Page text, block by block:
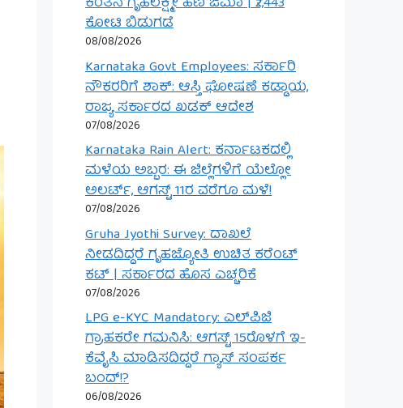
ಕೋಟಿ ಬಿಡುಗಡೆ
08/08/2026
Karnataka Govt Employees: ಸರ್ಕಾರಿ
ನೌಕರರಿಗೆ ಶಾಕ್: ಆಸ್ತಿ ಘೋಷಣೆ ಕಡ್ಡಾಯ,
ರಾಜ್ಯ ಸರ್ಕಾರದ ಖಡಕ್ ಆದೇಶ
07/08/2026
Karnataka Rain Alert: ಕರ್ನಾಟಕದಲ್ಲಿ
ಮಳೆಯ ಅಬ್ಬರ: ಈ ಜಿಲ್ಲೆಗಳಿಗೆ ಯೆಲ್ಲೋ
ಅಲರ್ಟ್, ಆಗಸ್ಟ್ 11ರ ವರೆಗೂ ಮಳೆ!
07/08/2026
Gruha Jyothi Survey: ದಾಖಲೆ
ನೀಡದಿದ್ದರೆ ಗೃಹಜ್ಯೋತಿ ಉಚಿತ ಕರೆಂಟ್
ಕಟ್ | ಸರ್ಕಾರದ ಹೊಸ ಎಚ್ಚರಿಕೆ
07/08/2026
LPG e-KYC Mandatory: ಎಲ್‌ಪಿಜಿ
ಗ್ರಾಹಕರೇ ಗಮನಿಸಿ: ಆಗಸ್ಟ್ 15ರೊಳಗೆ ಇ-
ಕೆವೈಸಿ ಮಾಡಿಸದಿದ್ದರೆ ಗ್ಯಾಸ್ ಸಂಪರ್ಕ
ಬಂದ್!?
06/08/2026